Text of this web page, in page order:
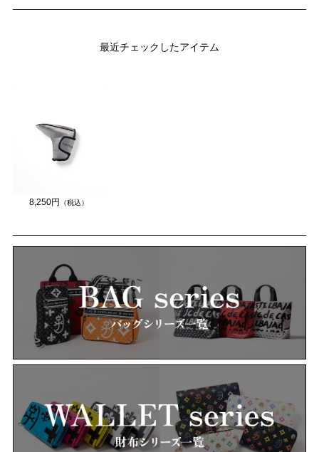
最近チェックしたアイテム
8,250円 （税込）